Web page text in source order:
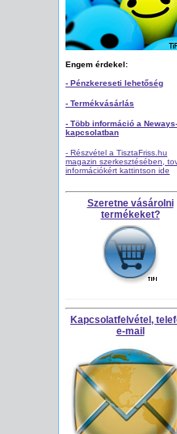
Engem érdekel:
- Pénzkereseti lehetőség
- Termékvásárlás
- Több információ a
kapcsolatban
- Részvétel a TisztaFriss.hu
magazin szerkesztésében,
információkért kattintson ide
Szeretne vásárolni
termékeket?
Kapcsolatfelvétel,
e-mail